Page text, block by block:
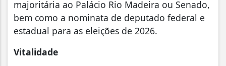
majoritária ao Palácio Rio Madeira ou Senado,
bem como a nominata de deputado federal e
estadual para as eleições de 2026.
Vitalidade